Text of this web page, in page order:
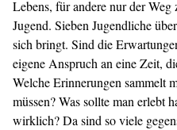
Lebens, für andere nur der
Jugend. Sieben Jugendliche
sich bringt. Sind die
eigene Anspruch an eine Zeit,
Welche Erinnerungen sammelt
müssen? Was sollte man erlebt
wirklich? Da sind so viele